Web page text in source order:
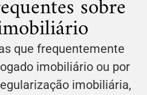
sobre
que frequentemente
imobiliário ou por
imobiliária,